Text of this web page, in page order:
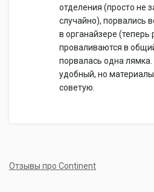
отделения (просто не
случайно), порвались
в органайзере (теперь
проваливаются в
порвалась одна
удобный, но
советую.
Отзывы про Continent